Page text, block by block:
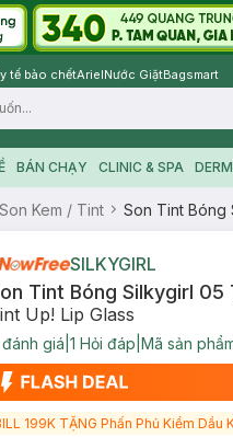
tế bào chếtArielNước GiặtBagsmart
BÁN CHẠY CLINIC & SPA
Son Kem / Tint Son Tint Bóng
SILKYGIRL
Tint Bóng Silkygirl
Up! Lip Glass
đánh giá 1 Hỏi đáp Mã sản
199K TẶNG Phấn Phủ Kiềm